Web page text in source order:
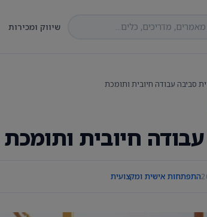
שיווק ומכירות
סביבה עבודה חיובית ותומכת
חיובית ותומכת
התפתחות אישית ומקצועית